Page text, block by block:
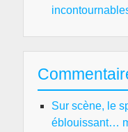
Sur scène, le
éblouissant…